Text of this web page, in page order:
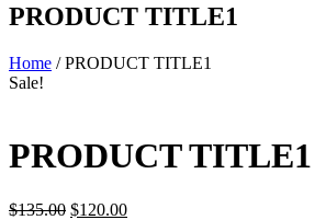
PRODUCT TITLE1
Home / PRODUCT TITLE1
Sale!
PRODUCT TITLE1
$135.00 Original
$120.00Current